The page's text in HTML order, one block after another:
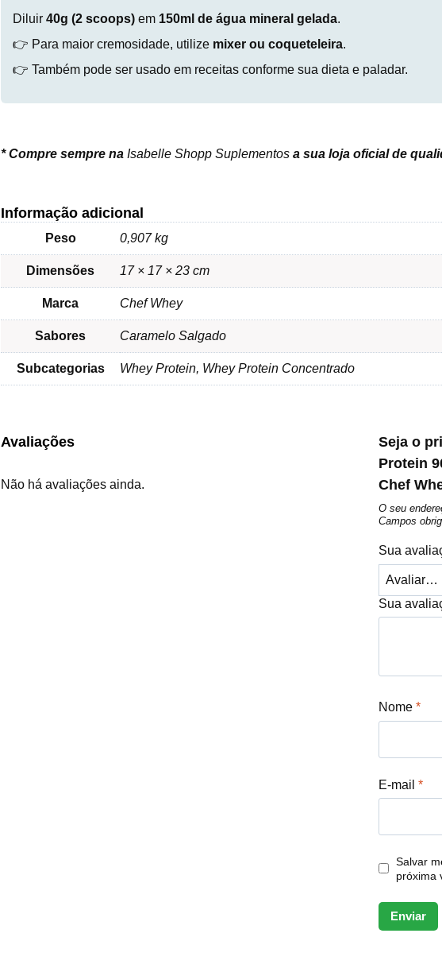
Diluir 40g (2 scoops) em 150ml de água mineral gelada.
👉 Para maior cremosidade, utilize mixer ou coqueteleira.
👉 Também pode ser usado em receitas conforme sua dieta e paladar.
*Compre sempre na Isabelle Shopp Suplementos a sua loja oficial de
Informação adicional
Peso 0,907 kg
Dimensões 17 × 17 × 23 cm
Marca Chef Whey
Sabores Caramelo Salgado
Subcategorias Whey Protein, Whey Protein Concentrado
Avaliações
Não há avaliações ainda.
Seja o
Protein
Chef
O seu
Campos
Sua
Sua
Nome*
E-mail*
Salvar
próxima